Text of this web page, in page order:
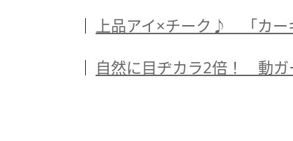
上品アイ×チーク♪ 「カー
自然に目ヂカラ2倍！ 動ガ